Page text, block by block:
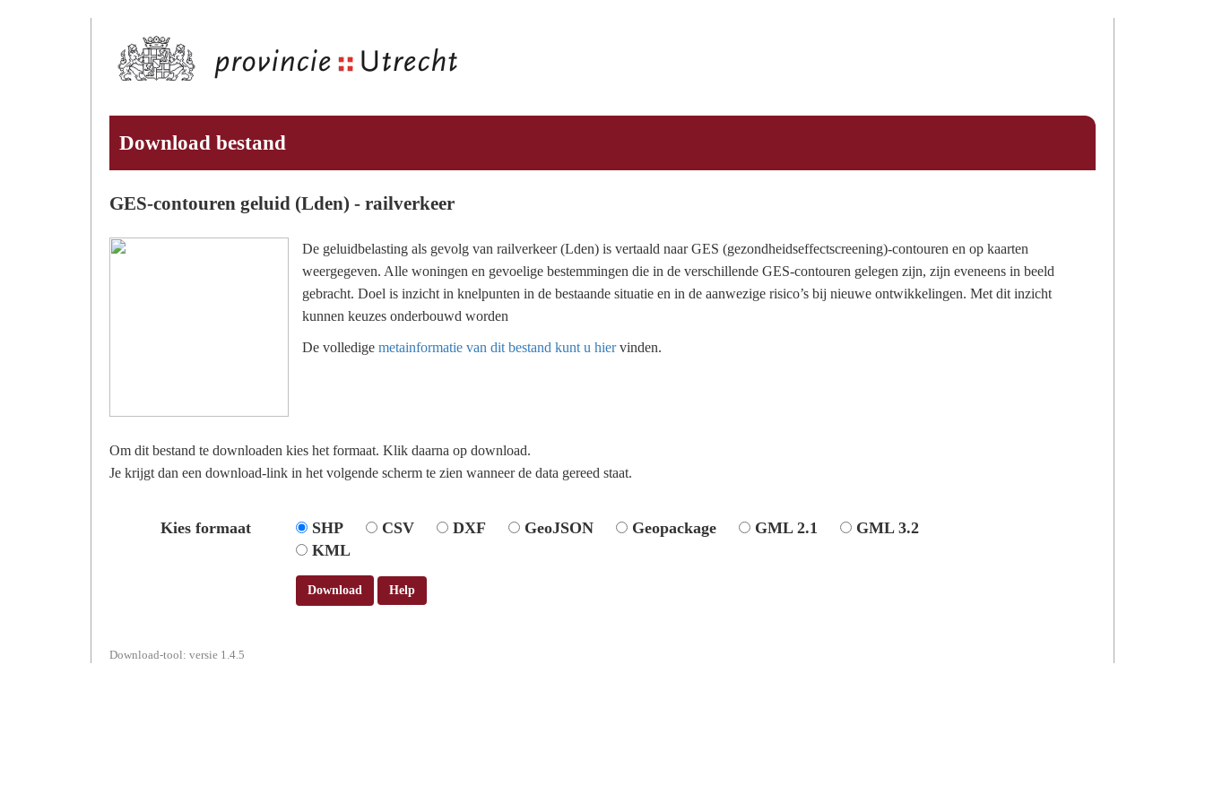
Download bestand
GES-contouren geluid (Lden) - railverkeer
De geluidbelasting als gevolg van railverkeer (Lden) is vertaald naar GES (gezondheidseffectscreening)-contouren en op kaarten
weergegeven. Alle woningen en gevoelige bestemmingen die in de verschillende GES-contouren gelegen zijn, zijn eveneens in beeld
gebracht. Doel is inzicht in knelpunten in de bestaande situatie en in de aanwezige risico’s bij nieuwe ontwikkelingen. Met dit inzicht
kunnen keuzes onderbouwd worden
De volledige metainformatie van dit bestand kunt u hiervinden.
Om dit bestand te downloaden kies het formaat. Klik daarna op download.
Je krijgt dan een download-link in het volgende scherm te zien wanneer de data gereed staat.
Kies formaat SHP CSV DXF GeoJSON Geopackage GML 2.1
GML 3.2
KML
Download Help
Download-tool: versie 1.4.5